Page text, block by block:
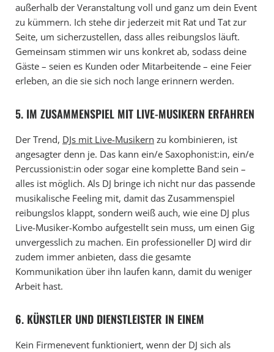
außerhalb der Veranstaltung voll und ganz um dein Event
zu kümmern. Ich stehe dir jederzeit mit Rat und Tat zur
Seite, um sicherzustellen, dass alles reibungslos läuft.
Gemeinsam stimmen wir uns konkret ab, sodass deine
Gäste – seien es Kunden oder Mitarbeitende – eine Feier
erleben, an die sie sich noch lange erinnern werden.
5. IM ZUSAMMENSPIEL MIT LIVE-MUSIKERN ERFAHREN
Der Trend, DJs mit Live-Musikern zu kombinieren, ist
angesagter denn je. Das kann ein/e Saxophonist:in, ein/e
Percussionist:in oder sogar eine komplette Band sein –
alles ist möglich. Als DJ bringe ich nicht nur das passende
musikalische Feeling mit, damit das Zusammenspiel
reibungslos klappt, sondern weiß auch, wie eine DJ plus
Live-Musiker-Kombo aufgestellt sein muss, um einen Gig
unvergesslich zu machen. Ein professioneller DJ wird dir
zudem immer anbieten, dass die gesamte
Kommunikation über ihn laufen kann, damit du weniger
Arbeit hast.
6. KÜNSTLER UND DIENSTLEISTER IN EINEM
Kein Firmenevent funktioniert, wenn der DJ sich als